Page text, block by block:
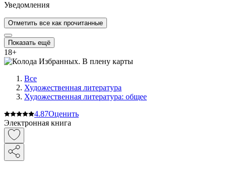
Уведомления
Отметить все как прочитанные
Показать ещё
18+
Все
Художественная литература
Художественная литература: общее
4.87Оценить
Электронная книга